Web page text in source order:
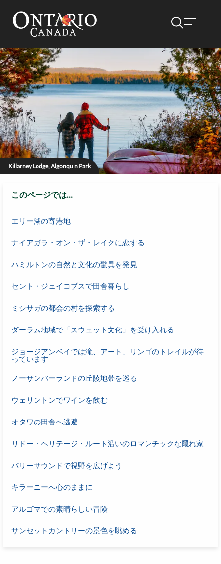
Killarney Lodge, Algonquin Park
このページでは…
エリー湖の寄港地
ナイアガラ・オン・ザ・レイクに恋する
ハミルトンの自然と文化の驚異を発見
セント・ジェイコブスで田舎暮らし
ミシサガの都会の村を探索する
ダーラム地域で「スウェット文化」を受け入れる
ジョージアンベイでは滝、アート、リンゴのトレイルが待
っています
ノーサンバーランドの丘陵地帯を巡る
ウェリントンでワインを飲む
オタワの田舎へ逃避
リドー・ヘリテージ・ルート沿いのロマンチックな隠れ家
パリーサウンドで視野を広げよう
キラーニーへ心のままに
アルゴマでの素晴らしい冒険
サンセットカントリーの景色を眺める